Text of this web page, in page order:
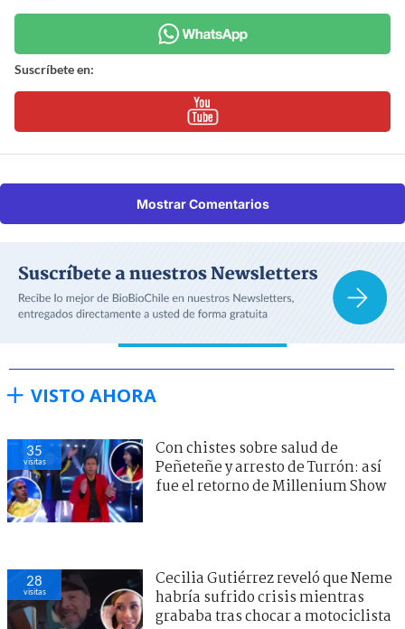
Suscríbete en:
Mostrar Comentarios
VISTO AHORA
35
visitas
Con chistes sobre salud de
Peñeteñe y arresto de Turrón: así
fue el retorno de Millenium Show
28
visitas
Cecilia Gutiérrez reveló que Neme
habría sufrido crisis mientras
grababa tras chocar a motociclista